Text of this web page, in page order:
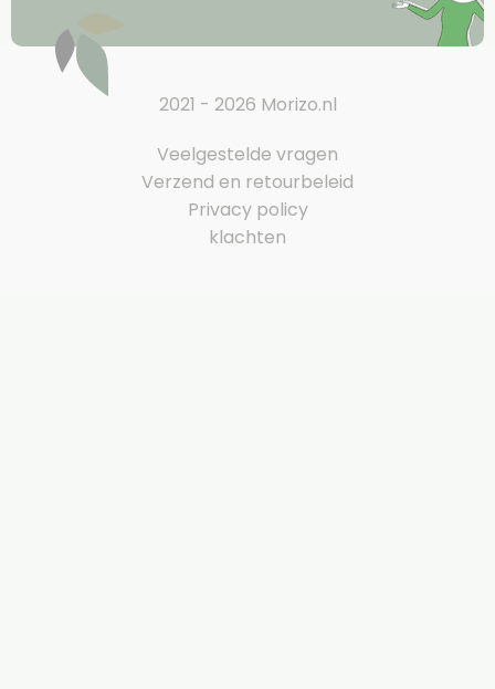
2021 - 2026 Morizo.nl
Veelgestelde vragen
Verzend en retourbeleid
Privacy policy
klachten